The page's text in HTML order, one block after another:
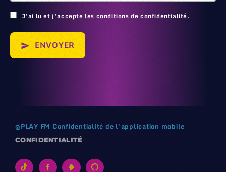
J’ai lu et j’accepte les conditions de confidentialité.
send ENVOYER
@PLAY FM Confidentialité de l'application mobile
CONFIDENTIALITÉ